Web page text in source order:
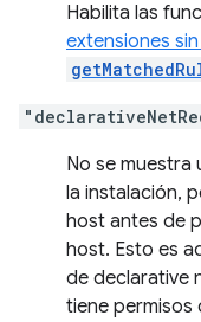
Habilita las
extensiones
No se muestra
la instalación,
host antes de
host. Esto es
de declarative
tiene permisos